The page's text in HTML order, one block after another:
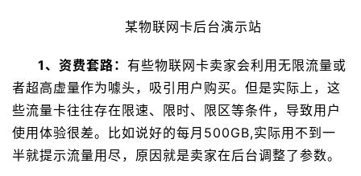
某物联网卡后台演示站
1、资费套路： 有些物联网卡卖家会利用无限流量或
者超高虚量作为噱头，吸引用户购买。但是实际上，这
些流量卡往往存在限速、限时、限区等条件，导致用户
使用体验很差。比如说好的每月500GB,实际用不到一
半就提示流量用尽，原因就是卖家在后台调整了参数。